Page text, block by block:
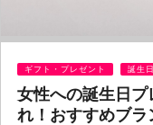
ギフト・プレゼント 誕生
女性への誕生日プ
れ！おすすめブ